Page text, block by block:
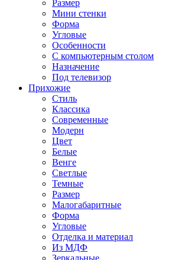
Размер
Мини стенки
Форма
Угловые
Особенности
С компьютерным столом
Назначение
Под телевизор
Прихожие
Стиль
Классика
Современные
Модерн
Цвет
Белые
Венге
Светлые
Темные
Размер
Малогабаритные
Форма
Угловые
Отделка и материал
Из МДФ
Зеркальные